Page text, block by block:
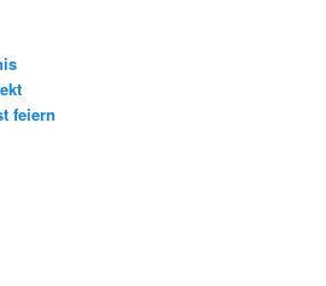
feiern